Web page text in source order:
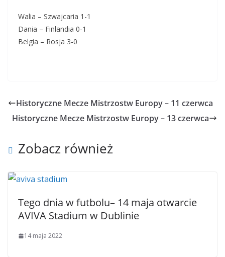
Walia – Szwajcaria 1-1
Dania – Finlandia 0-1
Belgia – Rosja 3-0
Historyczne Mecze Mistrzostw Europy – 11 czerwca
Historyczne Mecze Mistrzostw Europy – 13 czerwca
Zobacz również
Tego dnia w futbolu– 14 maja otwarcie
AVIVA Stadium w Dublinie
14 maja 2022